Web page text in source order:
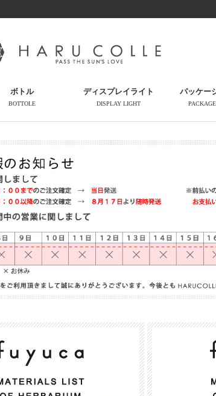
ボトル
BOTTOLE
ディスプレイライト
DISPLAY LIGHT
パッケー